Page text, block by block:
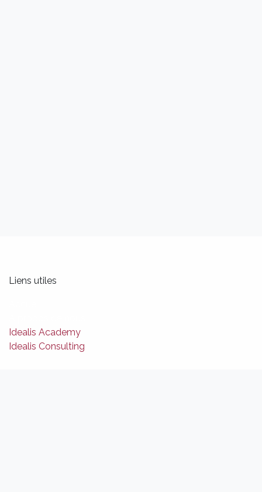
Liens utiles
Idealis Academy
Idealis Consulting